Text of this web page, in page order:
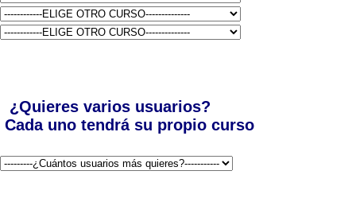
¿Quieres varios usuarios?
Cada uno tendrá su propio curso